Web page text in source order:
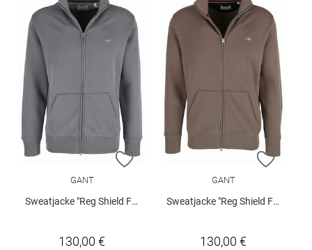
ZUR WUNSCHLISTE HINZUFÜGEN
GANT
Sweatjacke "Reg Shield Full Zip Sweat"
130,00 €
ZUR
GANT
Sweatjacke "Reg Shield Full Zip Sweat"
130,00 €